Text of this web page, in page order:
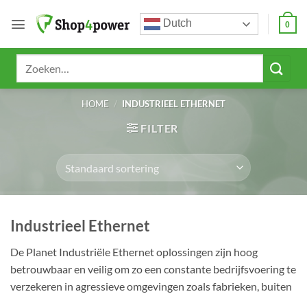
naar
Dutch 0
HOME / INDUSTRIEEL ETHERNET
FILTER
Industrieel Ethernet
De Planet Industriële Ethernet oplossingen zijn hoog
betrouwbaar en veilig om zo een constante bedrijfsvoering te
verzekeren in agressieve omgevingen zoals fabrieken, buiten